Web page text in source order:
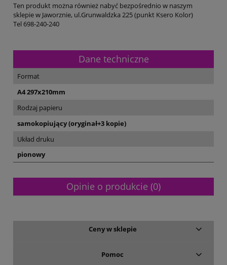
Ten produkt można również nabyć bezpośrednio w naszym
sklepie w Jaworznie, ul.Grunwaldzka 225 (punkt Ksero Kolor)
Tel 698-240-240
Dane techniczne
Format
A4 297x210mm
Rodzaj papieru
samokopiujący (oryginał+3 kopie)
Układ druku
pionowy
Opinie o produkcie (0)
Ceny w sklepie
Pomoc